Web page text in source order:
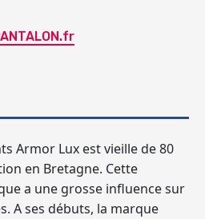
Armor Lux est vieille de 80
en Bretagne. Cette
a une grosse influence sur
A ses débuts, la marque